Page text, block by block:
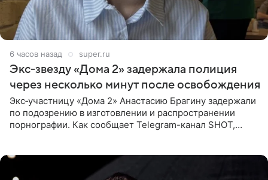
6 часов назад super.ru
Экс‑звезду «Дома 2» задержала полиция
через несколько минут после освобождения
Экс‑участницу «Дома 2» Анастасию Брагину задержали
по подозрению в изготовлении и распространении
порнографии. Как сообщает Telegram-канал SHOT,